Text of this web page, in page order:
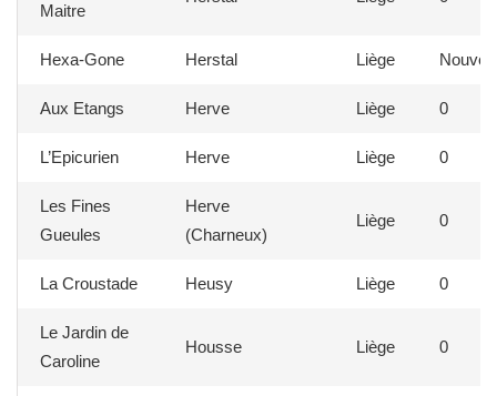
Maitre
Hexa-Gone Herstal Liège
Aux Etangs Herve Liège 0
L’Epicurien Herve Liège 0
Les Fines
Gueules
Herve
(Charneux)
Liège 0
La Croustade Heusy Liège 0
Le Jardin de
Caroline
Housse Liège 0